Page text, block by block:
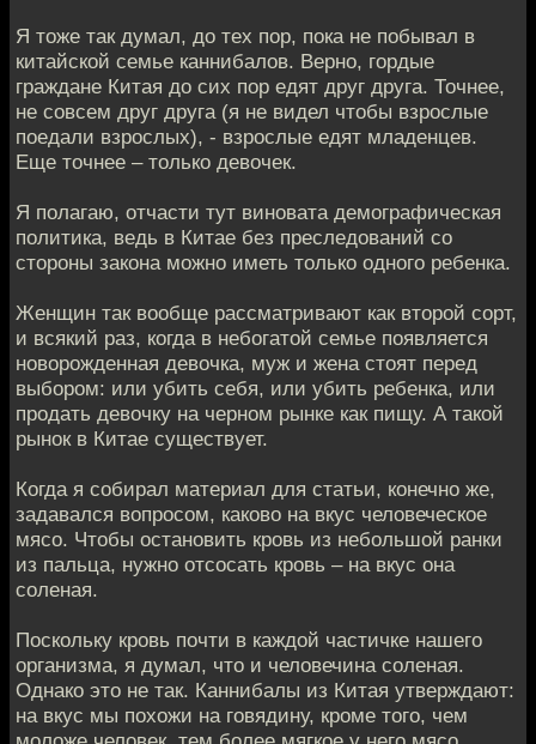
Я тоже так думал, до тех пор, пока не побывал в
китайской семье каннибалов. Верно, гордые
граждане Китая до сих пор едят друг друга. Точнее,
не совсем друг друга (я не видел чтобы взрослые
поедали взрослых), - взрослые едят младенцев.
Еще точнее – только девочек.
Я полагаю, отчасти тут виновата демографическая
политика, ведь в Китае без преследований со
стороны закона можно иметь только одного ребенка.
Женщин так вообще рассматривают как второй сорт,
и всякий раз, когда в небогатой семье появляется
новорожденная девочка, муж и жена стоят перед
выбором: или убить себя, или убить ребенка, или
продать девочку на черном рынке как пищу. А такой
рынок в Китае существует.
Когда я собирал материал для статьи, конечно же,
задавался вопросом, каково на вкус человеческое
мясо. Чтобы остановить кровь из небольшой ранки
из пальца, нужно отсосать кровь – на вкус она
соленая.
Поскольку кровь почти в каждой частичке нашего
организма, я думал, что и человечина соленая.
Однако это не так. Каннибалы из Китая утверждают:
на вкус мы похожи на говядину, кроме того, чем